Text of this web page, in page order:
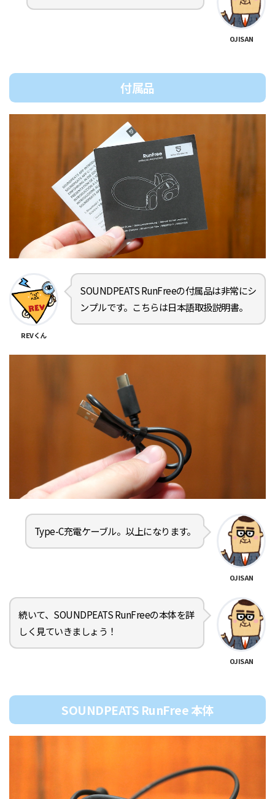
OJISAN
付属品
REVくん
SOUNDPEATS RunFreeの付属品は非常にシ
ンプルです。こちらは日本語取扱説明書。
Type-C充電ケーブル。以上になります。
OJISAN
続いて、SOUNDPEATS RunFreeの本体を詳
しく見ていきましょう！
OJISAN
SOUNDPEATS RunFree 本体